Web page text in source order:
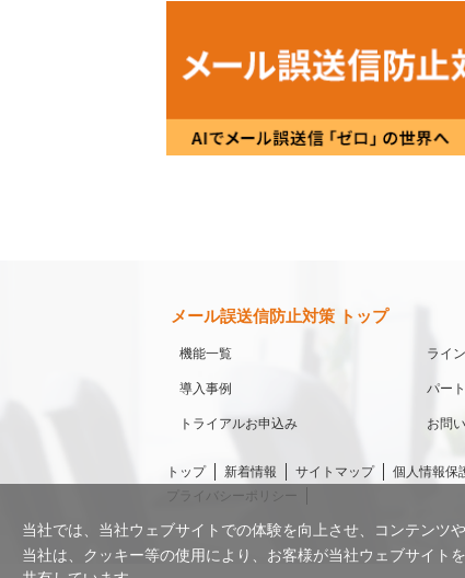
メール誤送信防止対策 トップ
機能一覧 ライ
導入事例 パー
トライアルお申込み お問
トップ 新着情報 サイトマップ 個人情報保
プライバシーポリシー
当社では、当社ウェブサイトでの体験を向上させ、コンテンツ
当社は、クッキー等の使用により、お客様が当社ウェブサイト